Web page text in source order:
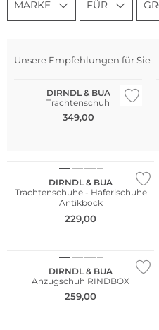
MARKE FÜR
Unsere Empfehlungen für Sie
DIRNDL & BUA
Trachtenschuh
349,00
DIRNDL & BUA
Trachtenschuhe - Haferlschuhe
Antikbock
229,00
DIRNDL & BUA
Anzugschuh RINDBOX
259,00